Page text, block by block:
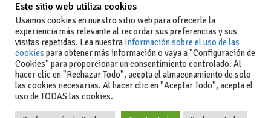
generales
de uso
-Política de
privacidad
-Política de
cookies
publicar un
anuncio
-Vende+
Este sitio web utiliza cookies
Usamos cookies en nuestro sitio web para ofrecerle la
experiencia más relevante al recordar sus preferencias y sus
visitas repetidas. Lea nuestra Información sobre el uso de las
cookies para obtener más información o vaya a "Configuración de
Cookies" para proporcionar un consentimiento controlado. Al
hacer clic en "Rechazar Todo", acepta el almacenamiento de solo
las cookies necesarias. Al hacer clic en "Aceptar Todo", acepta el
uso de TODAS las cookies.